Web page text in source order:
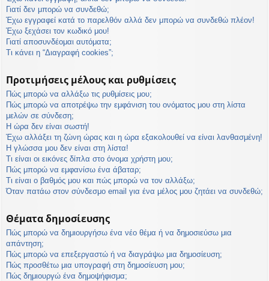
εις
Γιατί δεν μπορώ να συνδεθώ;
Έχω εγγραφεί κατά το παρελθόν αλλά δεν μπορώ να συνδεθώ πλέον!
Έχω ξεχάσει τον κωδικό μου!
Γιατί αποσυνδέομαι αυτόματα;
Τι κάνει η “Διαγραφή cookies”;
Προτιμήσεις μέλους και ρυθμίσεις
Πώς μπορώ να αλλάξω τις ρυθμίσεις μου;
Πώς μπορώ να αποτρέψω την εμφάνιση του ονόματος μου στη λίστα
μελών σε σύνδεση;
Η ώρα δεν είναι σωστή!
Έχω αλλάξει τη ζώνη ώρας και η ώρα εξακολουθεί να είναι λανθασμένη!
Η γλώσσα μου δεν είναι στη λίστα!
Τι είναι οι εικόνες δίπλα στο όνομα χρήστη μου;
Πώς μπορώ να εμφανίσω ένα άβαταρ;
Τι είναι ο βαθμός μου και πώς μπορώ να τον αλλάξω;
Όταν πατάω στον σύνδεσμο email για ένα μέλος μου ζητάει να συνδεθώ;
Θέματα δημοσίευσης
Πώς μπορώ να δημιουργήσω ένα νέο θέμα ή να δημοσιεύσω μια
απάντηση;
Πώς μπορώ να επεξεργαστώ ή να διαγράψω μια δημοσίευση;
Πώς προσθέτω μια υπογραφή στη δημοσίευση μου;
Πώς δημιουργώ ένα δημοψήφισμα;